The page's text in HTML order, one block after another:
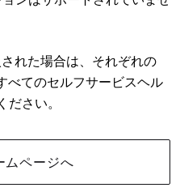
れた場合は、それぞれの
べてのセルフサービスヘル
ださい。
ムページへ